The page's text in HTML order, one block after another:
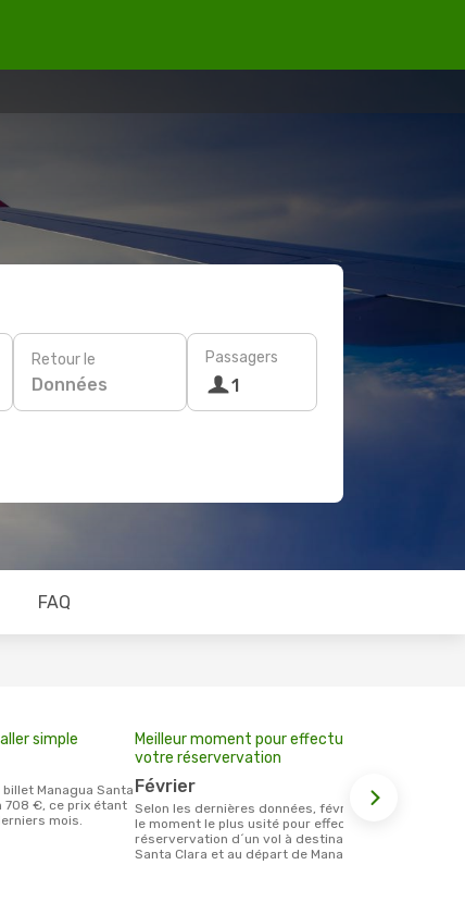
Retour le
Données
Passagers
1
FAQ
simple
708 €, ce prix étant
mois.
Meilleur moment pour effectuer
votre réservervation
février
Selon les dernières données, février est
le moment le plus usité pour effectuer la
réservervation d´un vol à destination de
Santa Clara et au départ de Managua